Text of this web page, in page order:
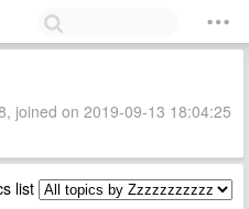
joined on 2019-09-13 18:04:25
list